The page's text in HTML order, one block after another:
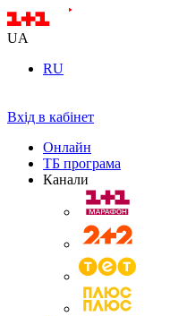
UA
RU
Вхід в кабінет
Онлайн
ТБ програма
Канали